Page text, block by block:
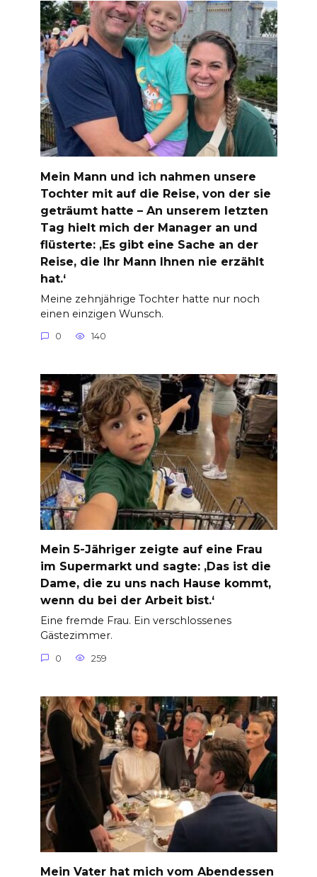
Mein Mann und ich nahmen unsere
Tochter mit auf die Reise, von der sie
geträumt hatte – An unserem letzten
Tag hielt mich der Manager an und
flüsterte: ‚Es gibt eine Sache an der
Reise, die Ihr Mann Ihnen nie erzählt
hat.‘
Meine zehnjährige Tochter hatte nur noch
einen einzigen Wunsch.
0 140
Mein 5-Jähriger zeigte auf eine Frau
im Supermarkt und sagte: ‚Das ist die
Dame, die zu uns nach Hause kommt,
wenn du bei der Arbeit bist.‘
Eine fremde Frau. Ein verschlossenes
Gästezimmer.
0 259
Mein Vater hat mich vom Abendessen